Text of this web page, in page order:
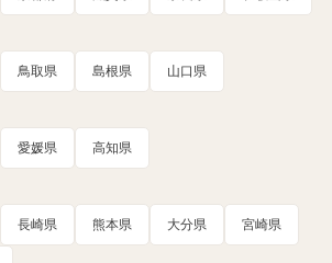
鳥取県 島根県 山口県
愛媛県 高知県
長崎県 熊本県 大分県 宮崎県